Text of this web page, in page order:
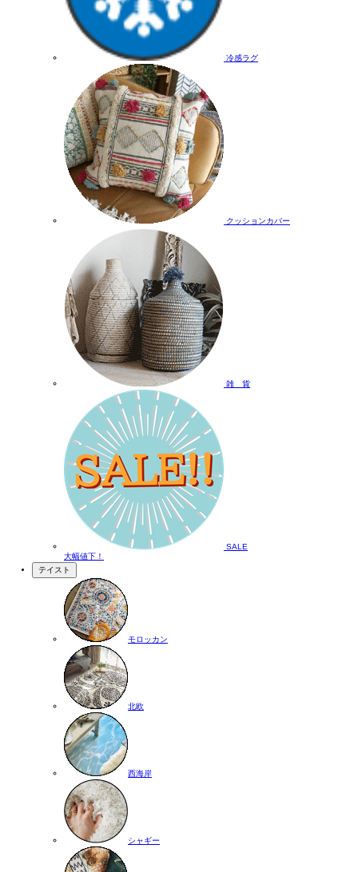
冷感ラグ
クッションカバー
雑 貨
SALE
大幅値下！
テイスト
モロッカン
北欧
西海岸
シャギー